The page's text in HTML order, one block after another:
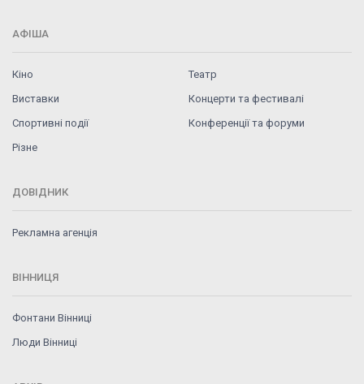
АФІША
Кіно
Театр
Виставки
Концерти та фестивалі
Спортивні події
Конференції та форуми
Різне
ДОВІДНИК
Рекламна агенція
ВІННИЦЯ
Фонтани Вінниці
Люди Вінниці